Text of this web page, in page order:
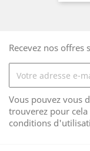
Recevez nos offres
Vous pouvez vous
trouverez pour
conditions